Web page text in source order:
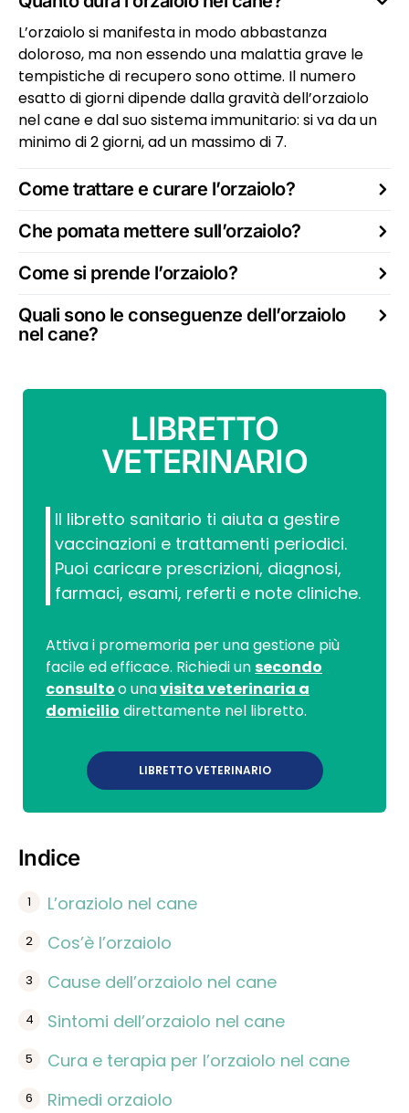
L’orzaiolo si manifesta in modo abbastanza
doloroso, ma non essendo una malattia grave le
tempistiche di recupero sono ottime. Il numero
esatto di giorni dipende dalla gravità dell’orzaiolo
nel cane e dal suo sistema immunitario: si va da un
minimo di 2 giorni, ad un massimo di 7.
Come trattare e curare l’orzaiolo?
Che pomata mettere sull’orzaiolo?
Come si prende l’orzaiolo?
Quali sono le conseguenze dell’orzaiolo
nel cane?
LIBRETTO
VETERINARIO
Il libretto sanitario ti aiuta a gestire
vaccinazioni e trattamenti periodici.
Puoi caricare prescrizioni, diagnosi,
farmaci, esami, referti e note cliniche.
Attiva i promemoria per una gestione più
facile ed efficace. Richiedi unsecondo
consultoo unavisita veterinaria a
domicilio direttamente nel libretto.
LIBRETTO VETERINARIO
Indice
L’oraziolo nel cane
Cos’è l’orzaiolo
Cause dell’orzaiolo nel cane
Sintomi dell’orzaiolo nel cane
Cura e terapia per l’orzaiolo nel cane
Rimedi orzaiolo